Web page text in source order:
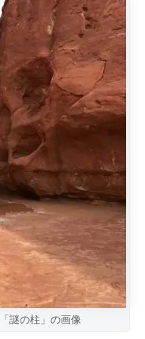
謎の柱」の画像